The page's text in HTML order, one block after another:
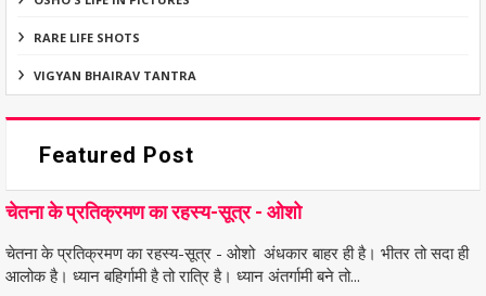
RARE LIFE SHOTS
VIGYAN BHAIRAV TANTRA
Featured Post
चेतना के प्रतिक्रमण का रहस्य-सूत्र - ओशो
चेतना के प्रतिक्रमण का रहस्य-सूत्र - ओशो अंधकार बाहर ही है। भीतर तो सदा ही
आलोक है। ध्यान बहिर्गामी है तो रात्रि है। ध्यान अंतर्गामी बने तो...